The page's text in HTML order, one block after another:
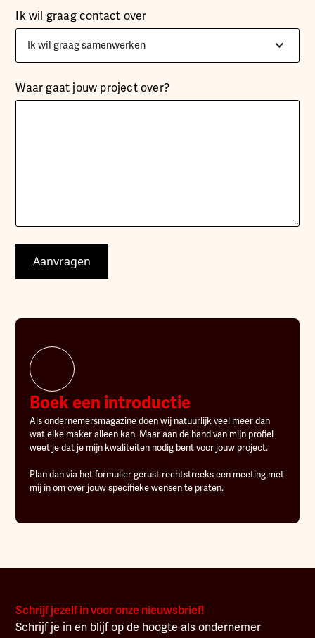
Ik wil graag contact over
Ik wil graag samenwerken
Waar gaat jouw project over?
Boek een introductie
Als ondernemersmagazine doen wij natuurlijk veel meer dan
wat elke maker alleen kan. Maar aan de hand van mijn profiel
weet je dat je mijn kwaliteiten nodig bent voor jouw project.
Plan dan via het formulier gerust rechtstreeks een meeting met
mij in om over jouw specifieke wensen te praten.
Schrijf jezelf in voor onze nieuwsbrief!
Schrijf je in en blijf op de hoogte als ondernemer